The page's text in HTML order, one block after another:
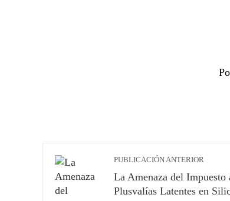
PUBLICACIÓN ANTERIOR
La Amenaza del Impuesto
Plusvalías Latentes en